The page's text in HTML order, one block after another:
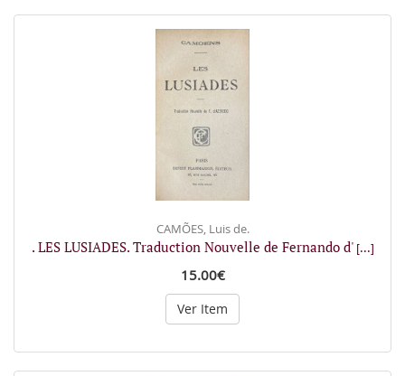
CAMÕES, Luis de.
. LES LUSIADES. Traduction Nouvelle de Fernando d' [...]
15.00€
Ver Item